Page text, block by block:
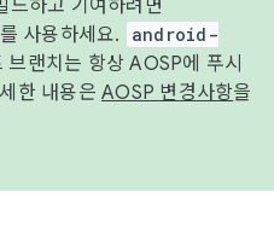
드하고 기여하려면
를 사용하세요.
android-
브랜치는 항상 AOSP에 푸시
한 내용은 AOSP 변경사항을